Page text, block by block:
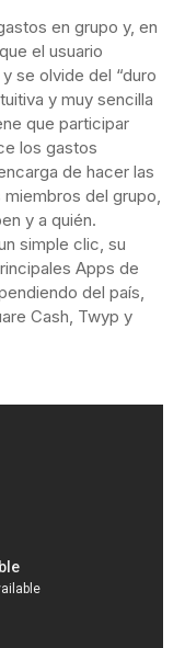
en grupo y, en
el usuario
se olvide del “duro
y muy sencilla
que participar
los gastos
de hacer las
del grupo,
y a quién.
simple clic, su
Apps de
del país,
Cash, Twyp y